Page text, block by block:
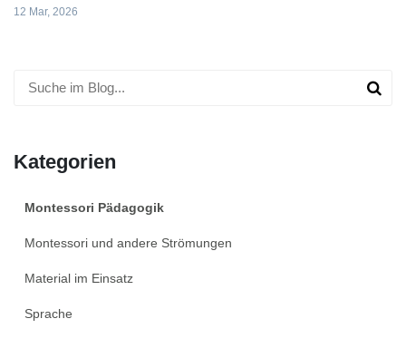
12 Mar, 2026
Kategorien
Montessori Pädagogik
Montessori und andere Strömungen
Material im Einsatz
Sprache